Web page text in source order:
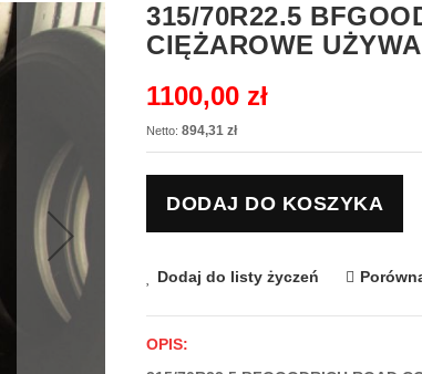
315/70R22.5
CIĘŻAROWE
1100,00 zł
894,31 zł
DODAJ DO KOSZYKA
Dodaj do listy życzeń
OPIS: